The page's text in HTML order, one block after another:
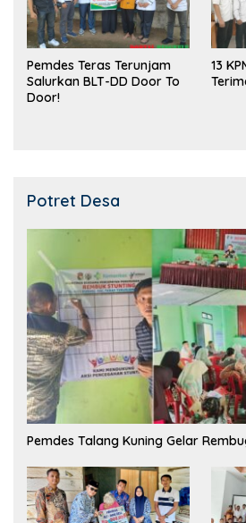
Pemdes Teras Terunjam
Salurkan BLT-DD Door To
Door!
13
Potret Desa
Pemdes Talang Kuning Gelar